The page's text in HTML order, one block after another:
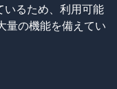
るため、利用可能
量の機能を備えてい